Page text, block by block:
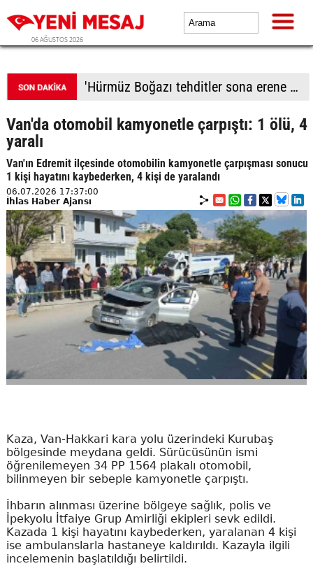
06 AĞUSTOS 2026
'Hürmüz Boğazı tehditler sona erene kadar kapalı kalacak'
Van'da otomobil kamyonetle çarpıştı: 1 ölü, 4
yaralı
Van'ın Edremit ilçesinde otomobilin kamyonetle çarpışması sonucu
1 kişi hayatını kaybederken, 4 kişi de yaralandı
06.07.2026 17:37:00
İhlas Haber Ajansı
Kaza, Van-Hakkari kara yolu üzerindeki Kurubaş
bölgesinde meydana geldi. Sürücüsünün ismi
öğrenilemeyen 34 PP 1564 plakalı otomobil,
bilinmeyen bir sebeple kamyonetle çarpıştı.
İhbarın alınması üzerine bölgeye sağlık, polis ve
İpekyolu İtfaiye Grup Amirliği ekipleri sevk edildi.
Kazada 1 kişi hayatını kaybederken, yaralanan 4 kişi
ise ambulanslarla hastaneye kaldırıldı. Kazayla ilgili
incelemenin başlatıldığı belirtildi.